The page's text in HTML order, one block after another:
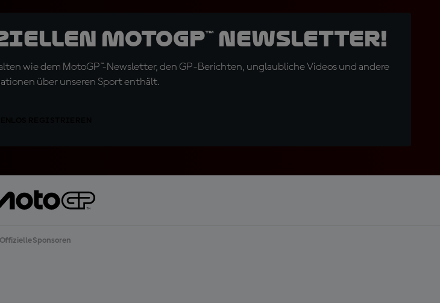
MotoGP™ Newsletter!
wie dem MotoGP™-Newsletter, den GP-Berichten, unglaubliche Videos und andere
über unseren Sport enthält.
Offizielle Sponsoren